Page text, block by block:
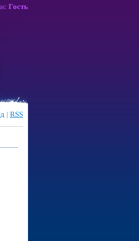
Гость
| RSS